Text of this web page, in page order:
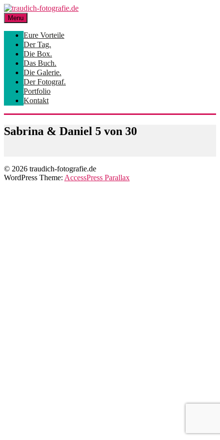
Skip
to
content
Menu
Eure Vorteile
Der Tag.
Die Box.
Das Buch.
Die Galerie.
Der Fotograf.
Portfolio
Kontakt
Sabrina & Daniel 5 von 30
© 2026 traudich-fotografie.de
WordPress Theme: AccessPress Parallax